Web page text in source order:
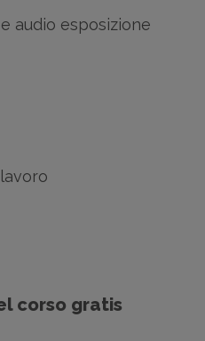
audio esposizione
corso gratis